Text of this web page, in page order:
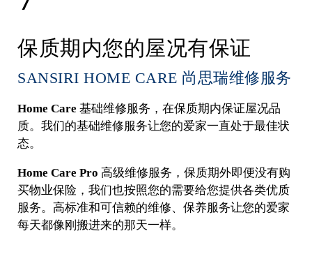
保质期内您的屋况有保证
SANSIRI HOME CARE 尚思瑞维修服务
Home Care 基础维修服务，在保质期内保证屋况品
质。我们的基础维修服务让您的爱家一直处于最佳状
态。
Home Care Pro 高级维修服务，保质期外即便没有购
买物业保险，我们也按照您的需要给您提供各类优质
服务。高标准和可信赖的维修、保养服务让您的爱家
每天都像刚搬进来的那天一样。